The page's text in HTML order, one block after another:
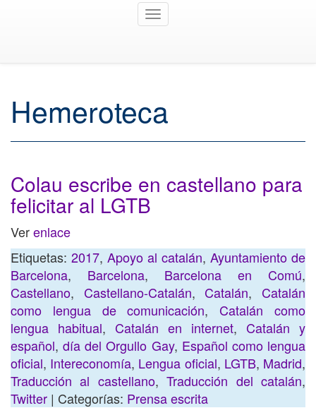
Toggle
Hemeroteca
Colau escribe en castellano para
felicitar al LGTB
Verenlace
Etiquetas: 2017, Apoyo al catalán, Ayuntamiento de
Barcelona, Barcelona, Barcelona en Comú,
Castellano, Castellano-Catalán,Catalán,Catalán
como lengua de comunicación,Catalán como
lengua habitual, Catalán en internet, Catalán y
español,día del Orgullo Gay, Español como lengua
oficial, Intereconomía, Lengua oficial, LGTB, Madrid,
Traducción al castellano,Traducción del catalán,
Twitter | Categorías: Prensa escrita